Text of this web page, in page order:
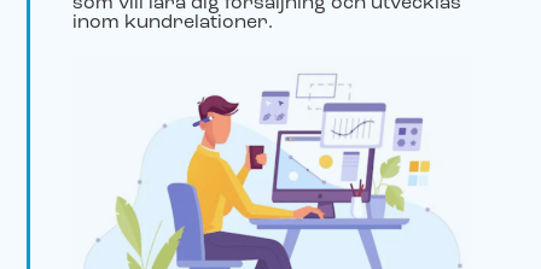
som vill lära dig försäljning och utvecklas
inom kundrelationer.